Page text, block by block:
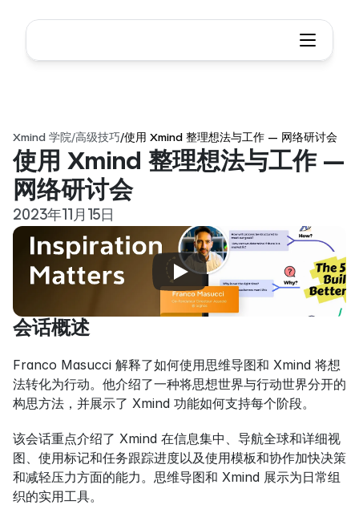
Xmind 学院/高级技巧/使用 Xmind 整理想法与工作 — 网络研讨会
使用 Xmind 整理想法与工作 —
网络研讨会
2023年11月15日
会话概述
Franco Masucci 解释了如何使用思维导图和 Xmind 将想
法转化为行动。他介绍了一种将思想世界与行动世界分开的
构思方法，并展示了 Xmind 功能如何支持每个阶段。
该会话重点介绍了 Xmind 在信息集中、导航全球和详细视
图、使用标记和任务跟踪进度以及使用模板和协作加快决策
和减轻压力方面的能力。思维导图和 Xmind 展示为日常组
织的实用工具。